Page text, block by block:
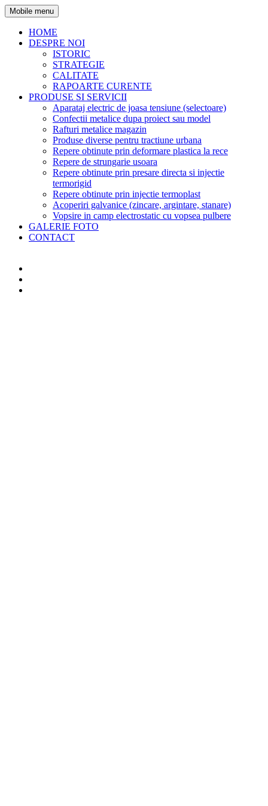
Mobile menu
HOME
DESPRE NOI
ISTORIC
STRATEGIE
CALITATE
RAPOARTE CURENTE
PRODUSE SI SERVICII
Aparataj electric de joasa tensiune (selectoare)
Confectii metalice dupa proiect sau model
Rafturi metalice magazin
Produse diverse pentru tractiune urbana
Repere obtinute prin deformare plastica la rece
Repere de strungarie usoara
Repere obtinute prin presare directa si injectie
termorigid
Repere obtinute prin injectie termoplast
Acoperiri galvanice (zincare, argintare, stanare)
Vopsire in camp electrostatic cu vopsea pulbere
GALERIE FOTO
CONTACT